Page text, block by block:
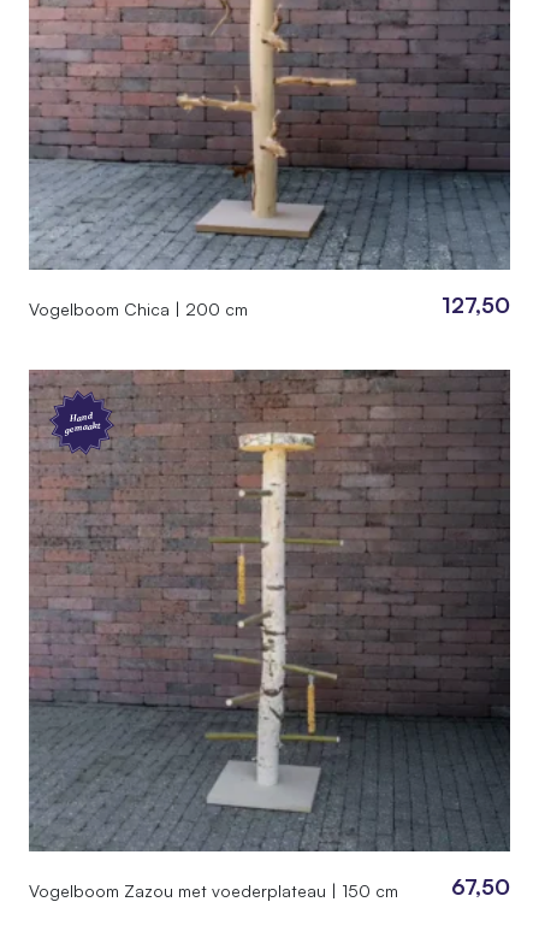
Vogelboom Chica | 200 cm 127,50
Hand
gemaakt
Vogelboom Zazou met voederplateau | 150 cm 67,50